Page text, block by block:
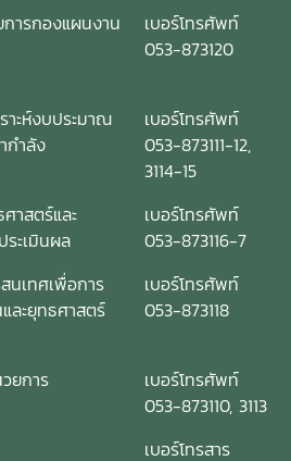
ารกองแผนงาน
เบอร์โทรศัพท์
053-873120
าะห์งบประมาณ
กำลัง
เบอร์โทรศัพท์
053-873111-12,
3114-15
าสตร์และ
ะเมินผล
เบอร์โทรศัพท์
053-873116-7
นเทศเพื่อการ
และยุทธศาสตร์
เบอร์โทรศัพท์
053-873118
ยการ
เบอร์โทรศัพท์
053-873110, 3113
เบอร์โทรสาร